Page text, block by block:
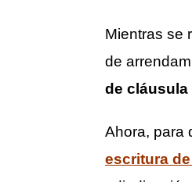
Mientras se
de
de
Ahora, para
escritura